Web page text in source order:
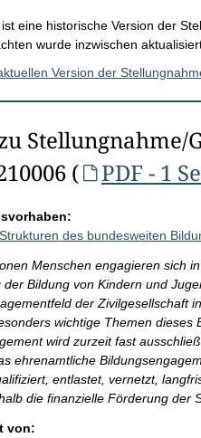
ist eine historische Version der
wurde inzwischen
Version der
Stellungnahme/
(
PDF - 1
des bundesweiten
Menschen engagieren sich
der Bildung von Kindern und
der Zivilgesellschaft
wichtige Themen dieses
wird zurzeit fast
ehrenamtliche
entlastet, vernetzt,
die finanzielle Förderung der
von: